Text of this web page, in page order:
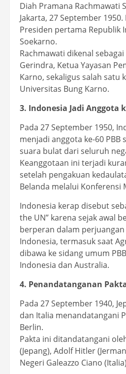
Diah Pramana Rachmawati
Jakarta, 27 September
Presiden pertama Republik
Soekarno.
Rachmawati dikenal
Gerindra, Ketua Yayasan
Karno, sekaligus salah satu
Universitas Bung Karno.
3. Indonesia Jadi Anggota
Pada 27 September 1950,
menjadi anggota ke-60 PBB
suara bulat dari seluruh
Keanggotaan ini terjadi
setelah pengakuan
Belanda melalui Konferensi
Indonesia kerap disebut
the UN” karena sejak awal
berperan dalam
Indonesia, termasuk saat
dibawa ke sidang umum
Indonesia dan Australia.
4. Penandatanganan
Pada 27 September 1940,
dan Italia menandatangani
Berlin.
Pakta ini ditandatangani
(Jepang), Adolf Hitler
Negeri Galeazzo Ciano